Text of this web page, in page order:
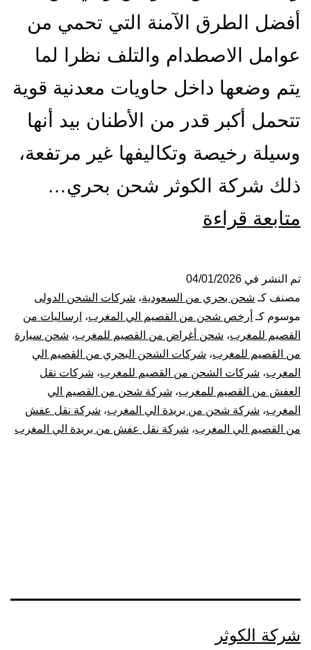
أفضل الطرق الآمنة التي تحمي من
عوامل الاصطدام والتلف نظرا لما
يتم وضعها داخل حاويات معدنية قوية
تتحمل أكبر قدر من الأطنان بيد أنها
وسيلة رخيصة وتكاليفها غير مرتفعة،
ذلك شركة الكوثر شحن بحري…
متابعة قراءة
من
القصيم
الي
المغرب
|
تم النشر في 04/01/2026
مصنف كـ شحن بحري من السعودية، شركات الشحن الدولى
موسوم كـ أرخص شحن من القصيم الي المغرب، ارساليات من
القصيم للمغرب، شحن أغراض من القصيم للمغرب، شحن سيارة
من القصيم للمغرب، شركات الشحن البحري من القصيم الي
المغرب، شركات الشحن من القصيم للمغرب، شركات نقل
العفش من القصيم للمغرب، شركة شحن من القصيم الي
المغرب، شركة شحن من بريدة الي المغرب، شركة نقل عفش
من القصيم الي المغرب، شركة نقل عفش من بريدة الي المغرب
شركة الكوثر